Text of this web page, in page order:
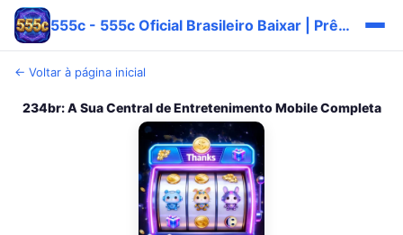
555c - 555c Oficial Brasileiro Baixar | Prêmio Pix 💎
← Voltar à página inicial
234br: A Sua Central de Entretenimento Mobile Completa